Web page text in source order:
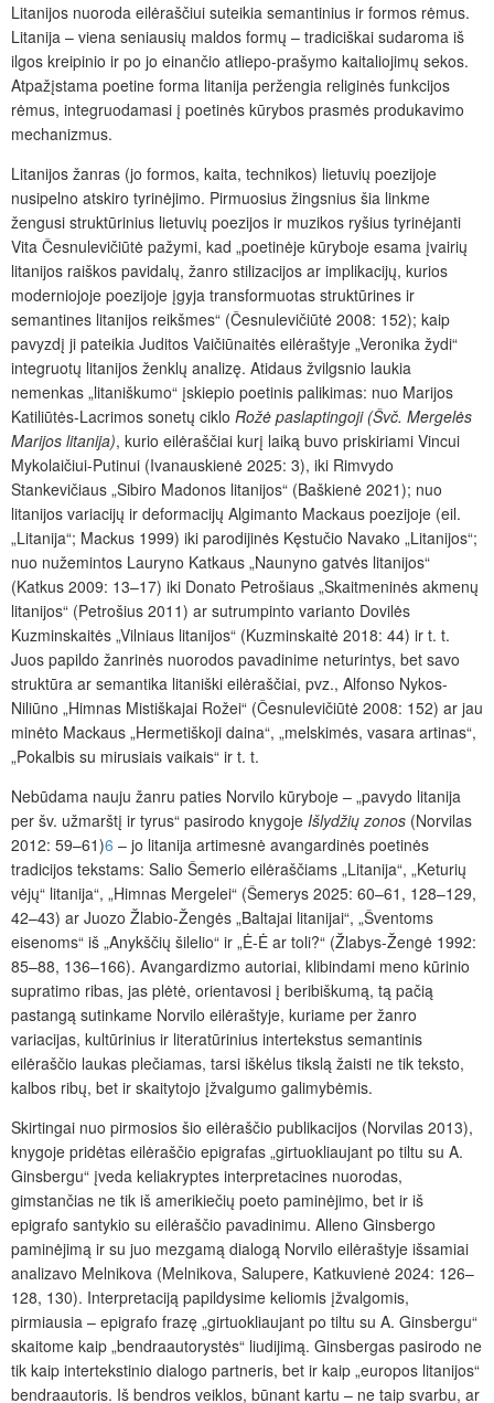
Litanijos nuoroda eilėraščiui suteikia semantinius ir formos rėmus.
Litanija – viena seniausių maldos formų – tradiciškai sudaroma iš
ilgos kreipinio ir po jo einančio atliepo-prašymo kaitaliojimų sekos.
Atpažįstama poetine forma litanija peržengia religinės funkcijos
rėmus, integruodamasi į poetinės kūrybos prasmės produkavimo
mechanizmus.
Litanijos žanras (jo formos, kaita, technikos) lietuvių poezijoje
nusipelno atskiro tyrinėjimo. Pirmuosius žingsnius šia linkme
žengusi struktūrinius lietuvių poezijos ir muzikos ryšius tyrinėjanti
Vita Česnulevičiūtė pažymi, kad „poetinėje kūryboje esama įvairių
litanijos raiškos pavidalų, žanro stilizacijos ar implikacijų, kurios
moderniojoje poezijoje įgyja transformuotas struktūrines ir
semantines litanijos reikšmes“ (Česnulevičiūtė 2008: 152); kaip
pavyzdį ji pateikia Juditos Vaičiūnaitės eilėraštyje „Veronika žydi“
integruotų litanijos ženklų analizę. Atidaus žvilgsnio laukia
nemenkas „litaniškumo“ įskiepio poetinis palikimas: nuo Marijos
Katiliūtės-Lacrimos sonetų ciklo Rožė paslaptingoji (Švč. Mergelės
Marijos litanija), kurio eilėraščiai kurį laiką buvo priskiriami Vincui
Mykolaičiui-Putinui (Ivanauskienė 2025: 3), iki Rimvydo
Stankevičiaus „Sibiro Madonos litanijos“ (Baškienė 2021); nuo
litanijos variacijų ir deformacijų Algimanto Mackaus poezijoje (eil.
„Litanija“; Mackus 1999) iki parodijinės Kęstučio Navako „Litanijos“;
nuo nužemintos Lauryno Katkaus „Naunyno gatvės litanijos“
(Katkus 2009: 13–17) iki Donato Petrošiaus „Skaitmeninės akmenų
litanijos“ (Petrošius 2011) ar sutrumpinto varianto Dovilės
Kuzminskaitės „Vilniaus litanijos“ (Kuzminskaitė 2018: 44) ir t. t.
Juos papildo žanrinės nuorodos pavadinime neturintys, bet savo
struktūra ar semantika litaniški eilėraščiai, pvz., Alfonso Nykos-
Niliūno „Himnas Mistiškajai Rožei“ (Česnulevičiūtė 2008: 152) ar jau
minėto Mackaus „Hermetiškoji daina“, „melskimės, vasara artinas“,
„Pokalbis su mirusiais vaikais“ ir t. t.
Nebūdama nauju žanru paties Norvilo kūryboje – „pavydo litanija
per šv. užmarštį ir tyrus“ pasirodo knygoje Išlydžių zonos (Norvilas
2012: 59–61)6 – jo litanija artimesnė avangardinės poetinės
tradicijos tekstams: Salio Šemerio eilėraščiams „Litanija“, „Keturių
vėjų“ litanija“, „Himnas Mergelei“ (Šemerys 2025: 60–61, 128–129,
42–43) ar Juozo Žlabio-Žengės „Baltajai litanijai“, „Šventoms
eisenoms“ iš „Anykščių šilelio“ ir „Ė-Ė ar toli?“ (Žlabys-Žengė 1992:
85–88, 136–166). Avangardizmo autoriai, klibindami meno kūrinio
supratimo ribas, jas plėtė, orientavosi į beribiškumą, tą pačią
pastangą sutinkame Norvilo eilėraštyje, kuriame per žanro
variacijas, kultūrinius ir literatūrinius intertekstus semantinis
eilėraščio laukas plečiamas, tarsi iškėlus tikslą žaisti ne tik teksto,
kalbos ribų, bet ir skaitytojo įžvalgumo galimybėmis.
Skirtingai nuo pirmosios šio eilėraščio publikacijos (Norvilas 2013),
knygoje pridėtas eilėraščio epigrafas „girtuokliaujant po tiltu su A.
Ginsbergu“ įveda keliakryptes interpretacines nuorodas,
gimstančias ne tik iš amerikiečių poeto paminėjimo, bet ir iš
epigrafo santykio su eilėraščio pavadinimu. Alleno Ginsbergo
paminėjimą ir su juo mezgamą dialogą Norvilo eilėraštyje išsamiai
analizavo Melnikova (Melnikova, Salupere, Katkuvienė 2024: 126–
128, 130). Interpretaciją papildysime keliomis įžvalgomis,
pirmiausia – epigrafo frazę „girtuokliaujant po tiltu su A. Ginsbergu“
skaitome kaip „bendraautorystės“ liudijimą. Ginsbergas pasirodo ne
tik kaip intertekstinio dialogo partneris, bet ir kaip „europos litanijos“
bendraautoris. Iš bendros veiklos, būnant kartu – ne taip svarbu, ar